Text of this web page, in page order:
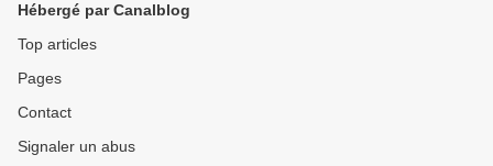
Hébergé par Canalblog
Top articles
Pages
Contact
Signaler un abus